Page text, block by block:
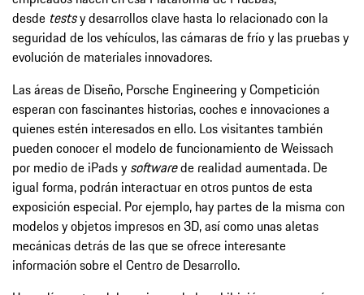
desde testsy desarrollos clave hasta lo relacionado con la
seguridad de los vehículos, las cámaras de frío y las pruebas y
evolución de materiales innovadores.
Las áreas de Diseño, Porsche Engineering y Competición
esperan con fascinantes historias, coches e innovaciones a
quienes estén interesados en ello. Los visitantes también
pueden conocer el modelo de funcionamiento de Weissach
por medio de iPads y softwarede realidad aumentada. De
igual forma, podrán interactuar en otros puntos de esta
exposición especial. Por ejemplo, hay partes de la misma con
modelos y objetos impresos en 3D, así como unas aletas
mecánicas detrás de las que se ofrece interesante
información sobre el Centro de Desarrollo.